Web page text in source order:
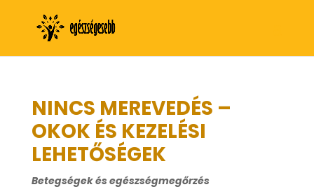
NINCS MEREVEDÉS –
OKOK ÉS KEZELÉSI
LEHETŐSÉGEK
Betegségek és egészségmegőrzés